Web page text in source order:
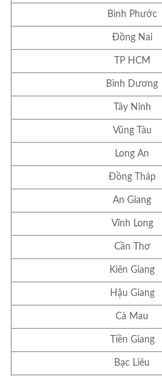
Bình Phước
Đồng Nai
TP HCM
Bình Dương
Tây Ninh
Vũng Tàu
Long An
Đồng Tháp
An Giang
Vĩnh Long
Cần Thơ
Kiên Giang
Hậu Giang
Cà Mau
Tiền Giang
Bạc Liêu